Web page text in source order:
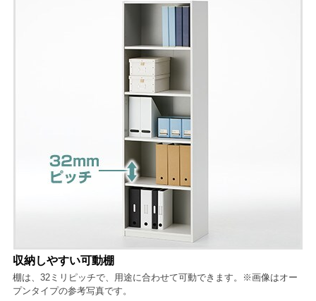
収納しやすい可動棚
棚は、32ミリピッチで、用途に合わせて可動できます。※画像はオー
プンタイプの参考写真です。